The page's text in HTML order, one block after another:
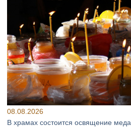
08.08.2026
В храмах состоится освящение меда